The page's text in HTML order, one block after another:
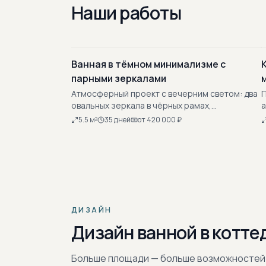
Наши работы
Ванная в тёмном минимализме с
парными зеркалами
Атмосферный проект с вечерним светом: два
овальных зеркала в чёрных рамах,
декоративные цилиндрические подвесы,
5.5 м² 35дней от420 000 ₽
ДИЗАЙН
Дизайн ванной в
Больше площади — больше